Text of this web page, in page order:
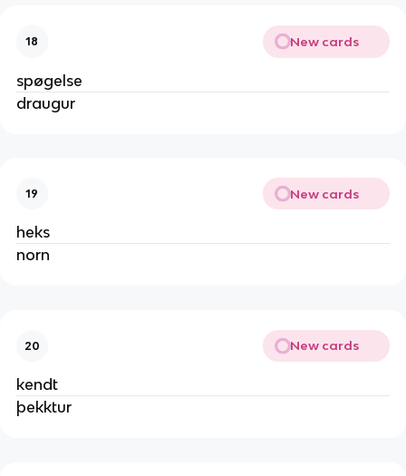
18 New cards
spøgelse
draugur
19 New cards
heks
norn
20 New cards
kendt
þekktur